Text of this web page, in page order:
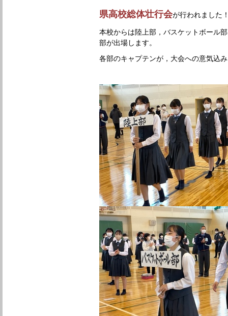
県高校総体壮行会が行われました
本校からは陸上部，バスケットボール
部が出場します。
各部のキャプテンが，大会への意気込